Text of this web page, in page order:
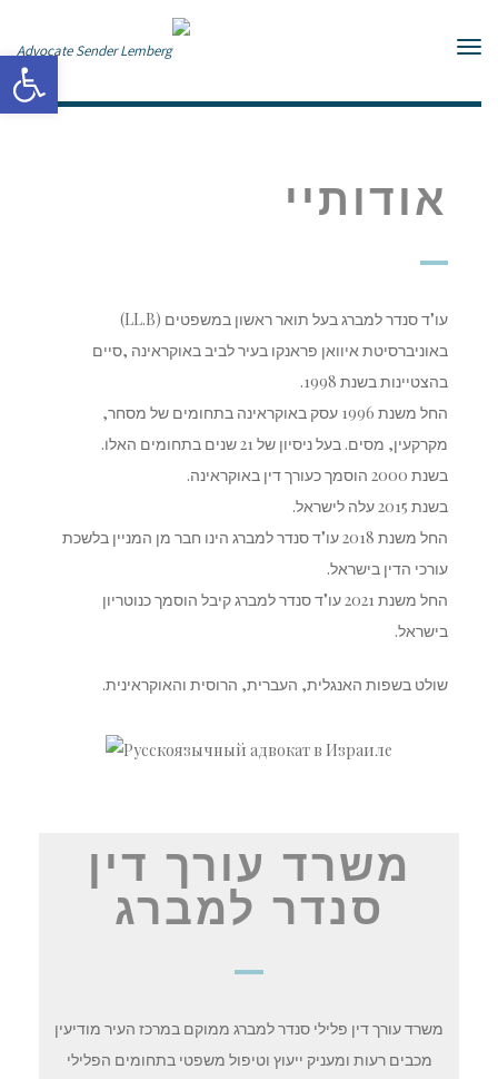
תפריט
אודותיי
עו"ד סנדר למברג בעל תואר ראשון במשפטים (LL.B)
באוניברסיטת איוואן פראנקו בעיר לביב באוקראינה ,סיים
בהצטיינות בשנת 1998.
החל משנת 1996 עסק באוקראינה בתחומים של מסחר,
מקרקעין, מסים. בעל ניסיון של 21 שנים בתחומים האלו.
בשנת 2000 הוסמך כעורך דין באוקראינה.
בשנת 2015 עלה לישראל.
החל משנת 2018 עו"ד סנדר למברג הינו חבר מן המניין בלשכת
עורכי הדין בישראל.
החל משנת 2021 עו"ד סנדר למברג קיבל הוסמך כנוטריון
בישראל.
שולט בשפות האנגלית, העברית, הרוסית והאוקראינית.
משרד עורך דין
סנדר למברג
משרד עורך דין פלילי סנדר למברג ממוקם במרכז העיר מודיעין
מכבים רעות ומעניק ייעוץ וטיפול משפטי בתחומים הפלילי
פתח